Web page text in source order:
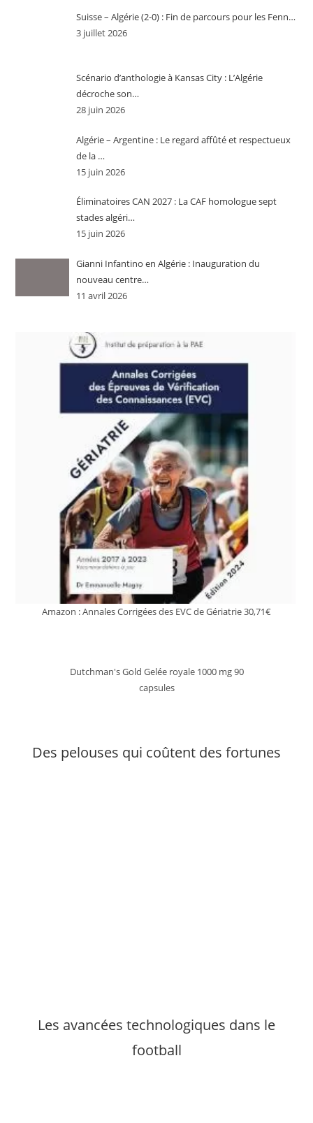
Suisse – Algérie (2-0) : Fin de parcours pour les Fenn…
3 juillet 2026
Scénario d’anthologie à Kansas City : L’Algérie
décroche son…
28 juin 2026
Algérie – Argentine : Le regard affûté et respectueux
de la …
15 juin 2026
Éliminatoires CAN 2027 : La CAF homologue sept
stades algéri…
15 juin 2026
Gianni Infantino en Algérie : Inauguration du
nouveau centre…
11 avril 2026
Amazon : Annales Corrigées des EVC de Gériatrie 30,71€
Dutchman's Gold Gelée royale 1000 mg 90
capsules
Des pelouses qui coûtent des fortunes
Les avancées technologiques dans le
football